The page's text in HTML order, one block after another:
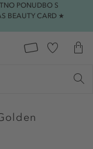
PONUDBO S
BEAUTY CARD ★